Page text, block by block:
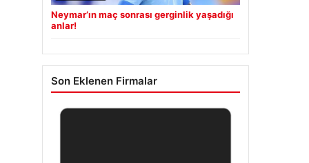
Neymar’ın maç sonrası gerginlik yaşadığı
anlar!
Son Eklenen Firmalar